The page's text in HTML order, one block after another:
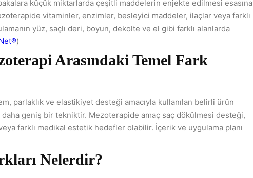
küçük miktarlarda çeşitli maddelerin enjekte edilmesi esasına
vitaminler, enzimler, besleyici maddeler, ilaçlar veya farklı
yüz, saçlı deri, boyun, dekolte ve el gibi farklı alanlarda
)
Arasındaki Temel Fark
parlaklık ve elastikiyet desteği amacıyla kullanılan belirli ürün
geniş bir tekniktir. Mezoterapide amaç saç dökülmesi desteği,
farklı medikal estetik hedefler olabilir. İçerik ve uygulama planı
Nelerdir?